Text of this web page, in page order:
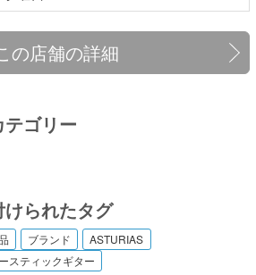
の店舗の詳細
ゴリー
られたタグ
ブランド
ASTURIAS
スティックギター